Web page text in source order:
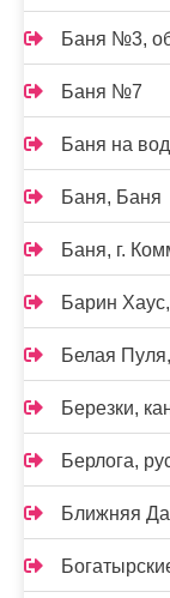
Баня №3,
Баня №7
Баня на
Баня, Баня
Баня, г.
Барин
Белая
Березки,
Берлога,
Ближняя